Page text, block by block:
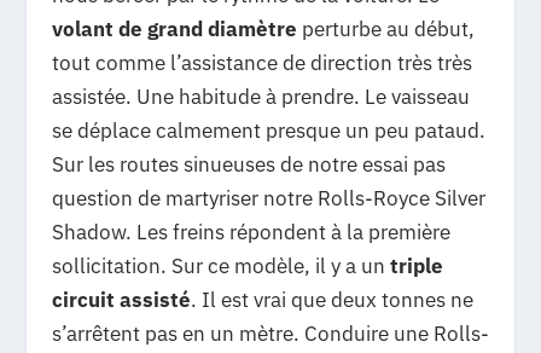
volant de grand diamètre perturbe au début,
tout comme l’assistance de direction très très
assistée. Une habitude à prendre. Le vaisseau
se déplace calmement presque un peu pataud.
Sur les routes sinueuses de notre essai pas
question de martyriser notre Rolls-Royce Silver
Shadow. Les freins répondent à la première
sollicitation. Sur ce modèle, il y a un triple
circuit assisté. Il est vrai que deux tonnes ne
s’arrêtent pas en un mètre. Conduire une Rolls-